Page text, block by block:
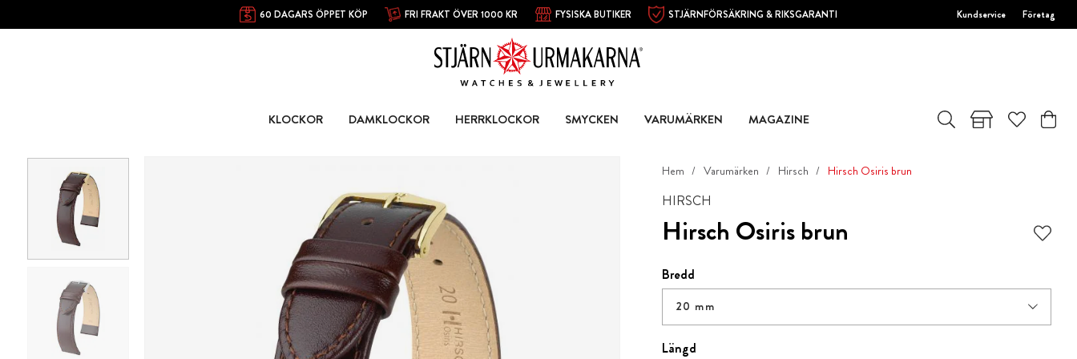
60 DAGARS ÖPPET KÖP FRI FRAKT ÖVER 1000 KR FYSISKA BUTIKER STJÄRNFÖRSÄKRING & RIKSGARANTI Kundservice Företag
KLOCKOR DAMKLOCKOR HERRKLOCKOR SMYCKEN VARUMÄRKEN MAGAZINE
Hem Varumärken Hirsch Hirsch Osiris brun
HIRSCH
Hirsch Osiris brun
Bredd
20 mm
Längd